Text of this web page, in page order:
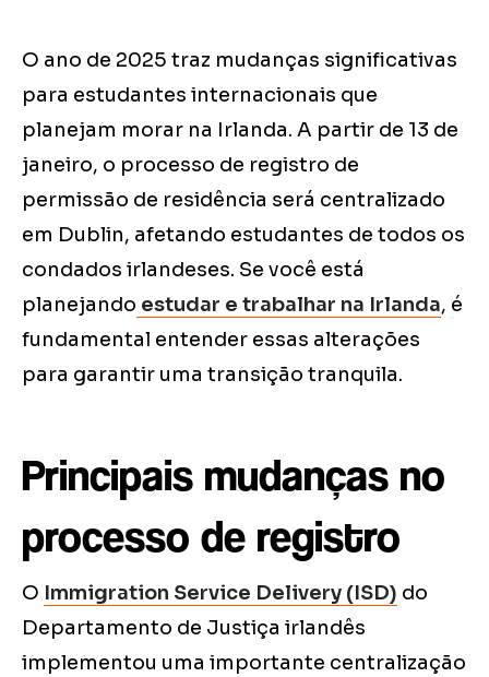
O ano de 2025 traz mudanças significativas
para estudantes internacionais que
planejam morar na Irlanda. A partir de 13 de
janeiro, o processo de registro de
permissão de residência será centralizado
em Dublin, afetando estudantes de todos os
condados irlandeses. Se você está
planejando estudar e trabalhar na Irlanda, é
fundamental entender essas alterações
para garantir uma transição tranquila.
Principais mudanças no
processo de registro
O Immigration Service Delivery (ISD) do
Departamento de Justiça irlandês
implementou uma importante centralização